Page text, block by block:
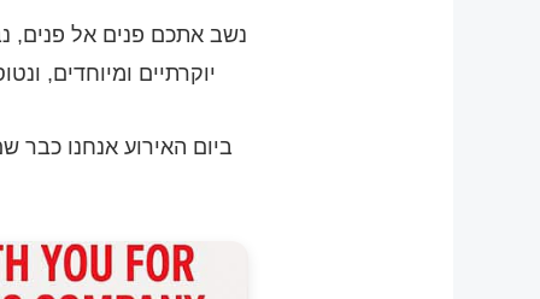
נשב אתכם פנים אל פנים,
יוקרתיים ומיוחדים,
ביום האירוע אנחנו כבר